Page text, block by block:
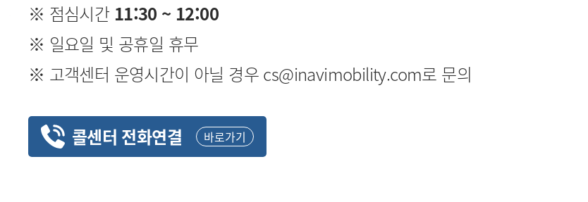
※ 점심시간 11:30 ~ 12:00
※ 일요일 및 공휴일 휴무
※ 고객센터 운영시간이 아닐 경우 cs@inavimobility.com로 문의
콜센터 전화연결 바로가기